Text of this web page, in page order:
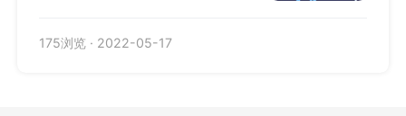
175浏览 · 2022-05-17